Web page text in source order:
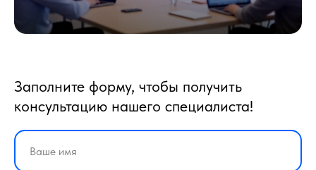
Заполните форму, чтобы получить
консультацию нашего специалиста!